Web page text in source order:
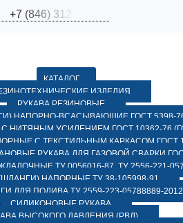
+7 (846) 31
КАТАЛОГ
ИЗДЕЛИЯ
РУКАВА РЕЗИНОВЫЕ
НАПОРНО-ВСАСЫВАЮЩИЕ ГОСТ 5398-
УСИЛЕНИЕМ ГОСТ 10362-76
С ТЕКСТИЛЬНЫМ КАРКАСОМ ГОСТ
РУКАВА ДЛЯ ГАЗОВОЙ СВАРКИ
ТУ 0056016-87, ТУ 2556-221-
НАПОРНЫЕ ТУ 38-105998-91
ДЛЯ ПОЛИВА ТУ 2559-223-05788889-2012
СИЛИКОНОВЫЕ РУКАВА
ВЫСОКОГО ДАВЛЕНИЯ (РВД)